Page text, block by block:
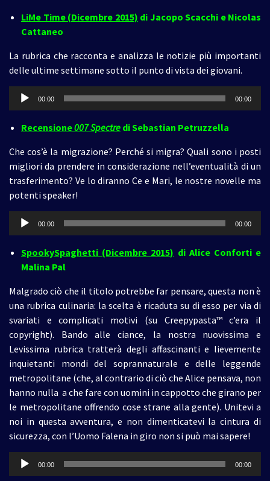
LiMe Time (Dicembre 2015) di Jacopo Scacchi e Nicolas
Cattaneo
La rubrica che racconta e analizza le notizie più importanti
delle ultime settimane sotto il punto di vista dei giovani.
Audio
Player
00:00 00:00
Recensione007 Spectre di Sebastian Petruzzella
Che cos’è la migrazione? Perché si migra? Quali sono i posti
migliori da prendere in considerazione nell’eventualità di un
trasferimento? Ve lo diranno Ce e Mari, le nostre novelle ma
potenti speaker!
Audio
Player
00:00 00:00
SpookySpaghetti (Dicembre 2015) di Alice Conforti e
Malina Pal
Malgrado ciò che il titolo potrebbe far pensare, questa non è
una rubrica culinaria: la scelta è ricaduta su di esso per via di
svariati e complicati motivi (su Creepypasta™ c’era il
copyright). Bando alle ciance, la nostra nuovissima e
Levissima rubrica tratterà degli affascinanti e lievemente
inquietanti mondi del soprannaturale e delle leggende
metropolitane (che, al contrario di ciò che Alice pensava, non
hanno nulla a che fare con uomini in cappotto che girano per
le metropolitane offrendo cose strane alla gente). Unitevi a
noi in questa avventura, e non dimenticatevi la cintura di
sicurezza, con l’Uomo Falena in giro non si può mai sapere!
Audio
Player
00:00 00:00